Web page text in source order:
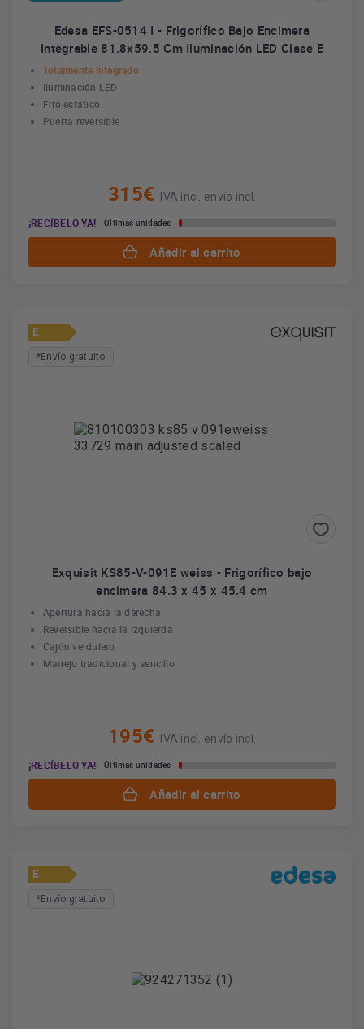
Edesa EFS-0514 I - Frigorífico Bajo Encimera
Integrable 81.8x59.5 Cm Iluminación LED Clase E
Totalmente integrado
Iluminación LED
Frío estático
Puerta reversible
315€
IVA incl. envío incl.
¡RECÍBELO YA!
Últimas unidades
Añadir al carrito
E
*Envío gratuito
Exquisit KS85-V-091E weiss - Frigorífico bajo
encimera 84.3 x 45 x 45.4 cm
Apertura hacia la derecha
Reversible hacia la izquierda
Cajón verdulero
Manejo tradicional y sencillo
195€
IVA incl. envío incl.
¡RECÍBELO YA!
Últimas unidades
Añadir al carrito
E
*Envío gratuito